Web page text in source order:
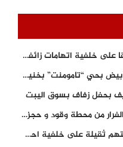
الشرطة القضائية تفتح تحقيقا على خلفية اتهامات زائفة أدلت بها مرشحة للهجرة السرية
ابن ينهي حياة والده بسلاح أبيض بحي “تامومنت” بخنيفرة
توقيف المتورطين في واقعة الفرار من محطة وقود و حجز السيارة
احالة 25 شخص على القضاء بتهم ثقيلة على خلفية احداث المناطق الشمالية